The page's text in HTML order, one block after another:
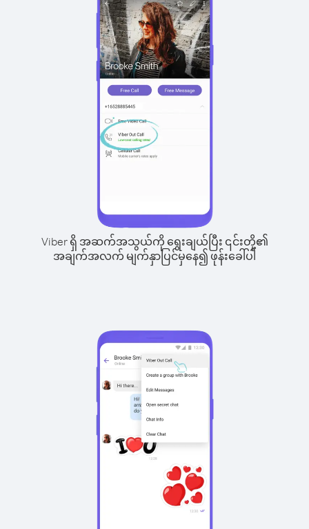
Viber ရှိ အဆက်အသွယ်ကို ရွေးချယ်ပြီး ၎င်းတို့၏
အချက်အလက် မျက်နှာပြင်မှနေ၍ ဖုန်းခေါ်ပါ